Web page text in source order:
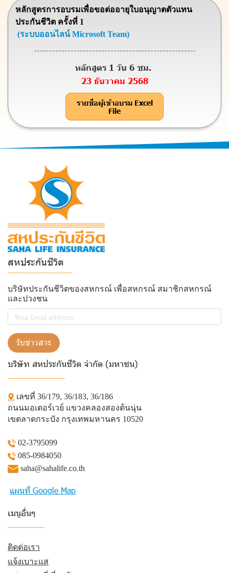
หลักสูตรการอบรมเพื่อขอต่ออายุใบอนุญาตตัวแทน
ประกันชีวิต ครั้งที่ 1
(ระบบออนไลน์ Microsoft Team)
หลักสูตร 1 วัน 6 ชม.
23 ธันวาคม 2568
รายชื่อผู้เข้าอบรม Excel
File
สหประกันชีวิต
บริษัทประกันชีวิตของสหกรณ์ เพื่อสหกรณ์ สมาชิกสหกรณ์
และปวงชน
รับข่าวสาร
บริษัท สหประกันชีวิต จำกัด (มหาชน)
เลขที่ 36/179, 36/183, 36/186
ถนนมอเตอร์เวย์ แขวงคลองสองต้นนุ่น
เขตลาดกระบัง กรุงเทพมหานคร 10520
02-3795099
085-0984050
saha@sahalife.co.th
แผนที่ Google Map
เมนูอื่นๆ
ติดต่อเรา
แจ้งเบาะแส